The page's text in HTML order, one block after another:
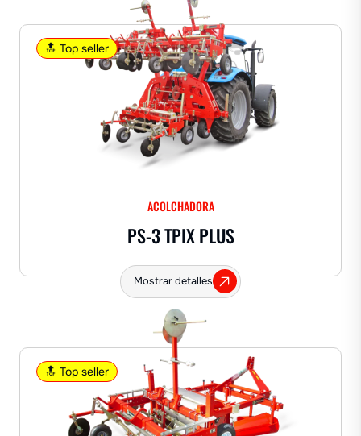
🔝 Top seller
ACOLCHADORA
PS-3 TPIX PLUS
Mostrar detalles
🔝 Top seller